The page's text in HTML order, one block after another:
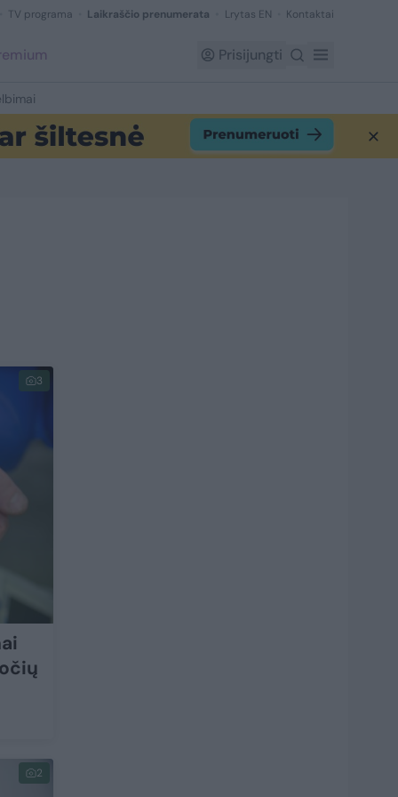
TV programa Laikraščio prenumerata Lrytas EN Kontaktai
Prisijungti
3
2